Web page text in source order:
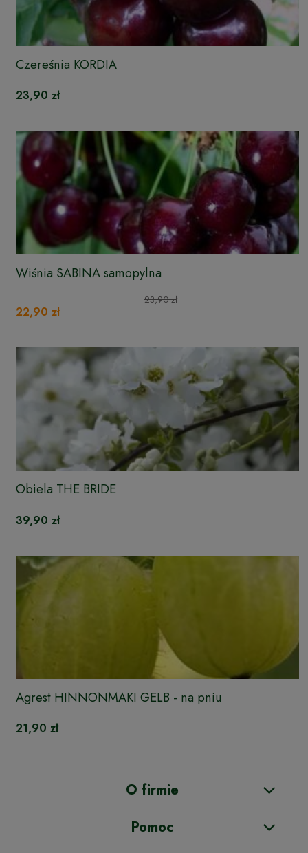
Czereśnia KORDIA
23,90 zł
Wiśnia SABINA samopylna
23,90 zł
22,90 zł
Obiela THE BRIDE
39,90 zł
Agrest HINNONMAKI GELB - na pniu
21,90 zł
O firmie
Pomoc